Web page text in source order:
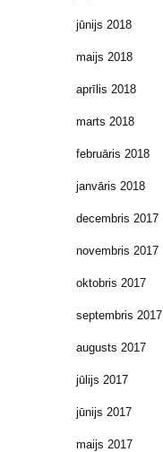
jūnijs 2018
maijs 2018
aprīlis 2018
marts 2018
februāris 2018
janvāris 2018
decembris 2017
novembris 2017
oktobris 2017
septembris 2017
augusts 2017
jūlijs 2017
jūnijs 2017
maijs 2017